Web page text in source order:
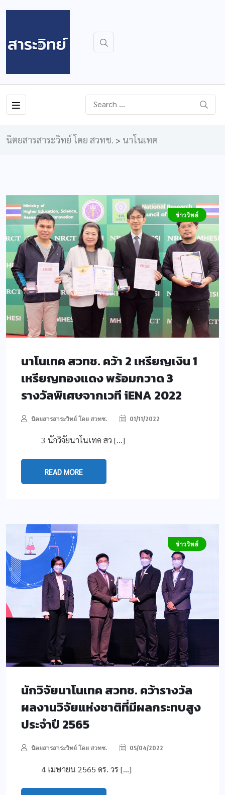
นิตยสารสาระวิทย์ โดย สวทช. > นาโนเทค
ข่าววิทย์
นาโนเทค สวทช. คว้า 2 เหรียญเงิน 1
เหรียญทองแดง พร้อมกวาด 3
รางวัลพิเศษจากเวที iENA 2022
นิตยสารสาระวิทย์ โดย สวทช. 01/11/2022
3 นักวิจัยนาโนเทค สว […]
READ MORE
ข่าววิทย์
นักวิจัยนาโนเทค สวทช. คว้ารางวัล
ผลงานวิจัยแห่งชาติที่มีผลกระทบสูง
ประจำปี 2565
นิตยสารสาระวิทย์ โดย สวทช. 05/04/2022
4 เมษายน 2565 ดร. วร […]